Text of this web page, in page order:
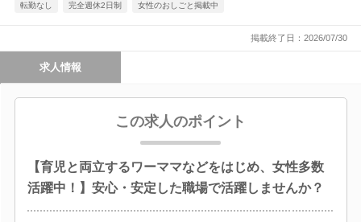
転勤なし 完全週休2日制 女性のおしごと掲載中
掲載終了日：2026/07/30
求人情報
この求人のポイント
【育児と両立するワーママなどをはじめ、女性多数
活躍中！】安心・安定した職場で活躍しませんか？